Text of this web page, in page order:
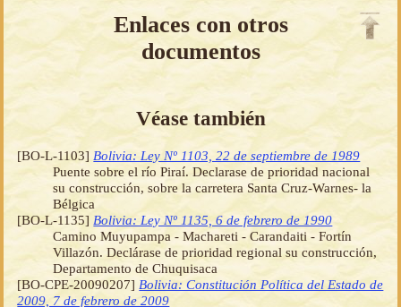
Enlaces con otros
documentos
Véase también
[BO-L-1103] Bolivia: Ley Nº 1103, 22 de septiembre de 1989
Puente sobre el río Piraí. Declarase de prioridad nacional
su construcción, sobre la carretera Santa Cruz-Warnes- la
Bélgica
[BO-L-1135] Bolivia: Ley Nº 1135, 6 de febrero de 1990
Camino Muyupampa - Machareti - Carandaiti - Fortín
Villazón. Declárase de prioridad regional su construcción,
Departamento de Chuquisaca
[BO-CPE-20090207] Bolivia: Constitución Política del Estado de
2009, 7 de febrero de 2009